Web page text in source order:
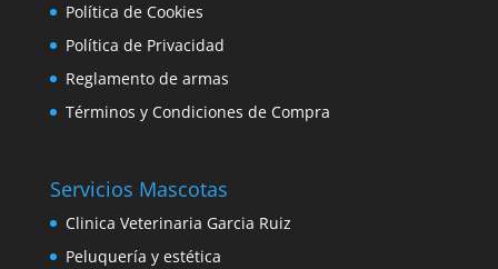
Política de Cookies
Política de Privacidad
Reglamento de armas
Términos y Condiciones de Compra
Servicios Mascotas
Clinica Veterinaria Garcia Ruiz
Peluquería y estética